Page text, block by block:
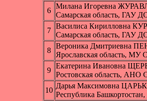
6
Милана Игоревна
Самарская область,
7
Василиса Кирилловна
Самарская область,
8
Вероника Дмитриевна
Ярославская область,
9
Екатерина Ивановна
Ростовская область,
10
Дарья Максимовна
Республика